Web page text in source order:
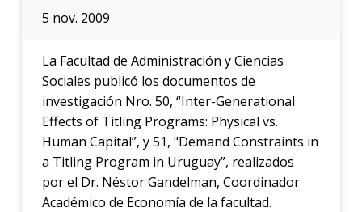
5 nov. 2009
La Facultad de Administración y Ciencias
Sociales publicó los documentos de
investigación Nro. 50, “Inter-Generational
Effects of Titling Programs: Physical vs.
Human Capital”, y 51, "Demand Constraints in
a Titling Program in Uruguay”, realizados
por el Dr. Néstor Gandelman, Coordinador
Académico de Economía de la facultad.